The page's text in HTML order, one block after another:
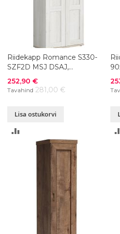
Riidekapp Romance S330-
SZF2D MSJ DSAJ,
76x37xK201 cm
Soodushind
252,90 €
Tavahind 281,00 €
Lisa ostukorvi
VÕRDLUSESSE